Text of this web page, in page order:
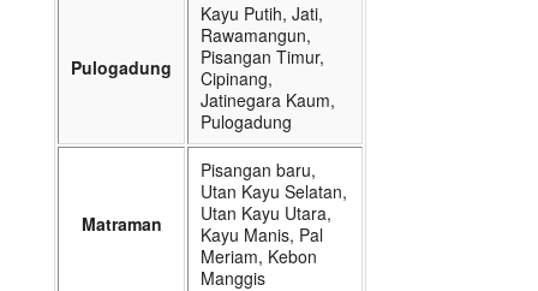
Pulogadung
Kayu Putih, Jati,
Rawamangun,
Pisangan Timur,
Cipinang,
Jatinegara Kaum,
Pulogadung
Matraman
Pisangan baru,
Utan Kayu Selatan,
Utan Kayu Utara,
Kayu Manis, Pal
Meriam, Kebon
Manggis